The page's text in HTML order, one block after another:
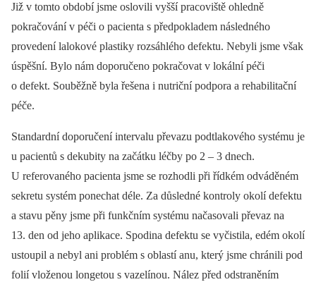
Již v tomto období jsme oslovili vyšší pracoviště ohledně
pokračování v péči o pa­cienta s předpokladem následného
provedení lalokové plastiky rozsáhlého defektu. Nebyli jsme však
úspěšní. Bylo nám doporučeno pokračovat v lokální péči
o defekt. Souběžně byla řešena i nutriční podpora a rehabilitační
péče.
Standardní doporučení intervalu převazu podtlakového systému je
u pa­cientů s dekubity na začátku léčby po 2 –⁠ 3 dnech.
U referovaného pa­cienta jsme se rozhodli při řídkém odváděném
sekretu systém ponechat déle. Za důsledné kontroly okolí defektu
a stavu pěny jsme při funkčním systému načasovali převaz na
13. den od jeho aplikace. Spodina defektu se vyčistila, edém okolí
ustoupil a nebyl ani problém s oblastí anu, který jsme chránili pod
folií vloženou longetou s vazelínou. Nález před odstraněním